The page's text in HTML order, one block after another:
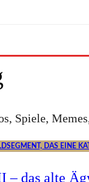
Spiele,
– das alte